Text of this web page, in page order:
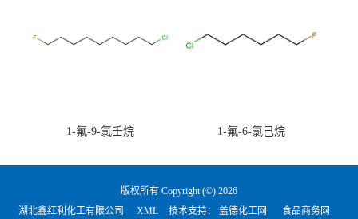
1-氟-9-氯壬烷 1-氟-6-氯己烷
版权所有 Copyright (©) 2026
湖北鑫红利化工有限公司
XML 技术支持： 盖德化工网 食品商务网